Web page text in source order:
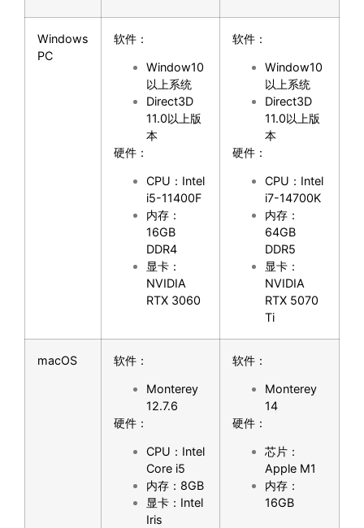
Windows
PC
软件：
Window10
以上系统
Direct3D
11.0以上版
本
硬件：
CPU：Intel
i5-11400F
内存：
16GB
DDR4
显卡：
NVIDIA
RTX 3060
软件：
Window10
以上系统
Direct3D
11.0以上版
本
硬件：
CPU：Intel
i7-14700K
内存：
64GB
DDR5
显卡：
NVIDIA
RTX 5070
Ti
macOS 软件：
Monterey
12.7.6
硬件：
CPU：Intel
Core i5
内存：8GB
显卡：Intel
Iris
软件：
Monterey
14
硬件：
芯片：
Apple M1
内存：
16GB